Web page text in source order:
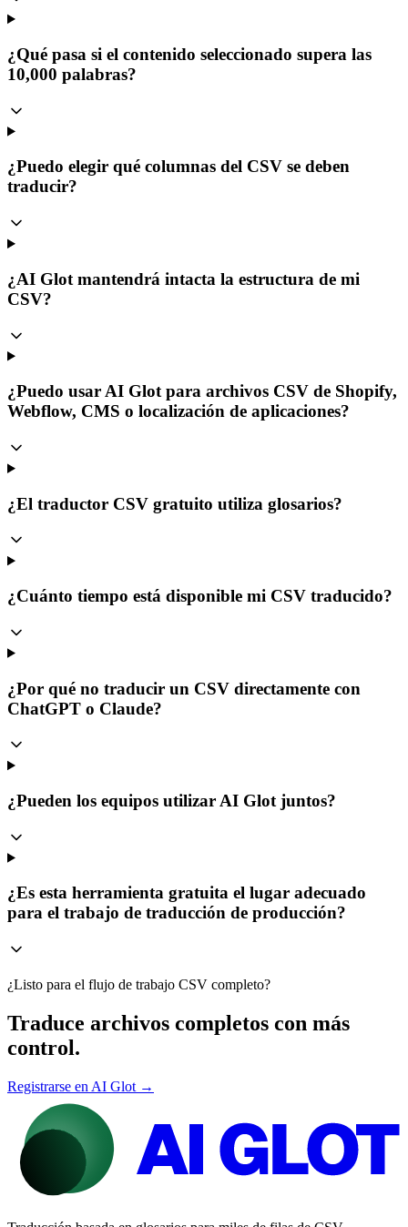
¿Qué pasa si el contenido seleccionado supera las
10,000 palabras?
¿Puedo elegir qué columnas del CSV se deben
traducir?
¿AI Glot mantendrá intacta la estructura de mi
CSV?
¿Puedo usar AI Glot para archivos CSV de Shopify,
Webflow, CMS o localización de aplicaciones?
¿El traductor CSV gratuito utiliza glosarios?
¿Cuánto tiempo está disponible mi CSV traducido?
¿Por qué no traducir un CSV directamente con
ChatGPT o Claude?
¿Pueden los equipos utilizar AI Glot juntos?
¿Es esta herramienta gratuita el lugar adecuado
para el trabajo de traducción de producción?
¿Listo para el flujo de trabajo CSV completo?
Traduce archivos completos con más
control.
Registrarse en AI Glot →